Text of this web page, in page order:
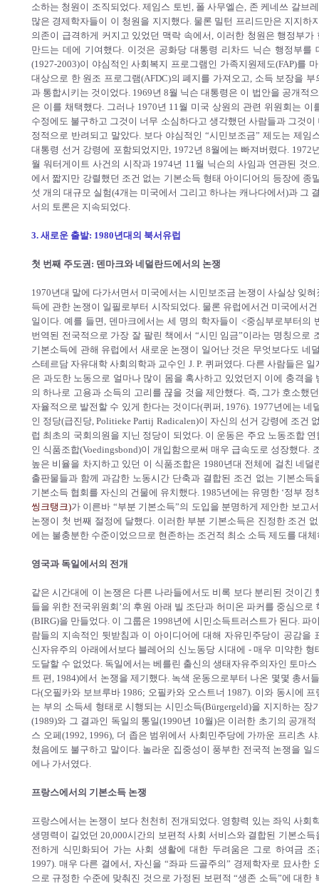
소하는 청원이 조직되었다. 제임스 토빈, 폴 사무엘슨, 존 케네쓰 갈브
많은 경제학자들이 이 청원을 지지했다. 물론 밀턴 프리드만은 지지
의존이 급격하게 커지고 있었던 맥락 속에서, 이러한 청원은 행정부
만드는 데에 기여했다. 이것은 공화당 대통령 리차드 닉슨 행정부
(1927-2003)이 야심적인 사회복지 프로그램인 가족지원제도(FAP)를
대상으로 한 원조 프로그램(AFDC)의 폐지를 가져오고, 소득 보장을
과 통합시키는 것이었다. 1969년 8월 닉슨 대통령은 이 법안을 공개적
은 이를 채택했다. 그러나 1970년 11월 미국 상원의 관련 위원회는
수정에도 불구하고 그것이 너무 소심하다고 생각했던 사람들과 그것
정적으로 반려되고 말았다. 보다 야심적인 “시민보조금” 제도는 제
대통령 선거 강령에 포함되었지만, 1972년 8월에는 빠져버렸다.
월 워터게이트 사건의 시작과 1974년 11월 닉슨의 사임과 연관된 것
에서 짧지만 강렬했던 조건 없는 기본소득 형태 아이디어의 등장에 종
섯 개의 대규모 실험(4개는 미국에서 그리고 하나는 캐나다에서)과 그
서의 토론은 지속되었다.
3. 새로운 출발: 1980년대의 북서유럽
첫 번째 주도권: 덴마크와 네덜란드에서의 논쟁
1970년대 말에 다가서면서 미국에서는 시민보조금 논쟁이 사실상 잊
득에 관한 논쟁이 일필로부터 시작되었다. 물론 유럽에서건 미국에서
일이다. 예를 들면, 덴마크에서는 세 명의 학자들이 <중심부로부터의
번역된 전국적으로 가장 잘 팔린 책에서 “시민 임금”이라는 명칭으로
기본소득에 관해 유럽에서 새로운 논쟁이 일어난 것은 무엇보다도 네
스테르담 자유대학 사회의학과 교수인 J. P. 퀴퍼였다. 다른 사람들은
은 과도한 노동으로 얼마나 많이 몸을 혹사하고 있었던지 이에 충격
의 하나로 고용과 소득의 고리를 끊을 것을 제안했다. 즉, 그가 호소했
자율적으로 발전할 수 있게 한다는 것이다(퀴퍼, 1976). 1977년에는
인 정당(급진당, Politieke Partij Radicalen)이 자신의 선거 강령에 조건
럽 최초의 국회의원을 지닌 정당이 되었다. 이 운동은 주요 노동조합
인 식품조합(Voedingsbond)이 개입함으로써 매우 급속도로 성장했다
높은 비율을 차지하고 있던 이 식품조합은 1980년대 전체에 걸친 네
출판물들과 함께 과감한 노동시간 단축과 결합된 조건 없는 기본소
기본소득 협회를 자신의 건물에 유치했다. 1985년에는 유명한 ‘정부 정
씽크탱크)가 이른바 “부분 기본소득”의 도입을 분명하게 제안한 보고
논쟁이 첫 번째 절정에 달했다. 이러한 부분 기본소득은 진정한 조건
에는 불충분한 수준이었으므로 현존하는 조건적 최소 소득 제도를 대
영국과 독일에서의 전개
같은 시간대에 이 논쟁은 다른 나라들에서도 비록 보다 분리된 것이긴
들을 위한 전국위원회’의 후원 아래 빌 조단과 허미온 파커를 중심으
(BIRG)을 만들었다. 이 그룹은 1998년에 시민소득트러스트가 된다.
람들의 지속적인 뒷받침과 이 아이디어에 대해 자유민주당이 공감을
신자유주의 아래에서보다 블레어의 신노동당 시대에 - 매우 미약한
도달할 수 없었다. 독일에서는 베를린 출신의 생태자유주의자인 토마
트 편, 1984)에서 논쟁을 제기했다. 녹색 운동으로부터 나온 몇몇 총서
다(오필카와 보브루바 1986; 오필카와 오스트너 1987). 이와 동시에
는 부의 소득세 형태로 시행되는 시민소득(Bürgergeld)을 지지하는
(1989)와 그 결과인 독일의 통일(1990년 10월)은 이러한 초기의 공개
스 오페(1992, 1996), 더 좁은 범위에서 사회민주당에 가까운 프리츠
쳤음에도 불구하고 말이다. 놀라운 집중성이 풍부한 전국적 논쟁을
에나 가서였다.
프랑스에서의 기본소득 논쟁
프랑스에서는 논쟁이 보다 천천히 전개되었다. 영향력 있는 좌익 사회
생명력이 길었던 20,000시간의 보편적 사회 서비스와 결합된 기본소
전하게 식민화되어 가는 사회 생활에 대한 두려움은 그로 하여금
1997). 매우 다른 결에서, 자신을 “좌파 드골주의” 경제학자로 묘사한
으로 규정한 수준에 맞춰진 것으로 가정된 보편적 “생존 소득”에 대